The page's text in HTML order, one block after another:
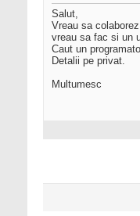
Salut,
Vreau sa
vreau sa fac si un
Caut un
Detalii pe privat.
Multumesc